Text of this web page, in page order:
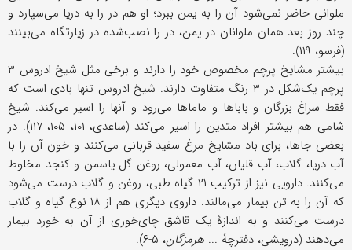
ملوانی حاضر ‌نمی‌شود آن را به یمن ببرد؛ او هم در را به دریا می‌سپارد و
چند روز بعد همان ملوانان در یمن، در را نصب‌شده در زیارتگاه می‌بینند
(فر‌سو، ۱۱۹).
بیشتر مشایخ پرچم مخصوص خود را دارند و برخی مثل شیخ ادروس ۳
پرچم یک‌شکل در ۳ رنگ متفاوت دارند. شیخ ادروس تنها بادی است که
فقط سراغ بزرگان و باباها و ماماها می‌رود و آنها را اسیر می‌کند. شیخ
شامی هم بیشتر افراد متدین را اسیر می‌کند (ساعدی، ۱۰۱، ۱۰۵، ۱۱۷). در
بعضی جاها، برای باد مشایخ مرغ سفید قربانی می‌کنند و خون آن را با
آب دریا، گلاب، آب قلیان، آب معمولی، روغن گل یاسمن و کنجد مخلوط
می‌کنند. دارویی نیز از ترکیب ۲۱ گیاه طبی، روغن و گلاب درست می‌شود
که آن را به تن بیمار می‌مالند. داروی دیگری هم از ۱۸ نوع گیاه و گلاب
درست می‌کنند و به اندازۀ یک قاشق چای‌خوری از آن به خورد بیمار
می‌دهند (درویشی، دفترچۀ ... هرمزگان، ۵-۶).